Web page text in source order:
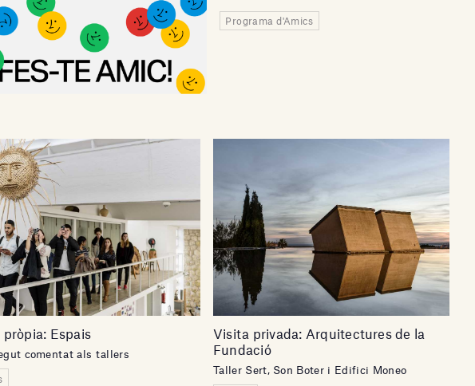
Programa d'Amics
Espais
comentat als tallers
Visita privada: Arquitectures de la
Fundació
Taller Sert, Son Boter i Edifici Moneo